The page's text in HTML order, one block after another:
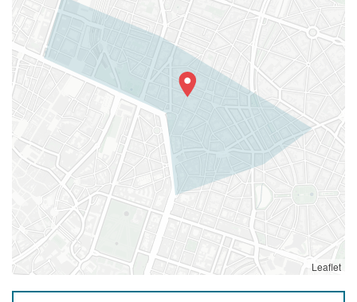
Leaflet